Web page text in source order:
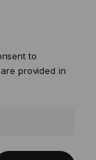
to
provided in